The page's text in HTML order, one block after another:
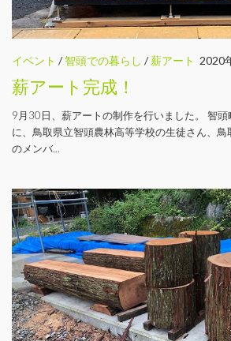
イベント /智頭での暮らし /薪アート 2020
薪アート完成！
9月30日、薪アートの制作を行いました。 智
に、鳥取県立智頭農林高等学校の生徒さん、
のメンバ...